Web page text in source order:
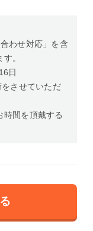
わせ対応」を含
。
日
させていただ
時間を頂戴する